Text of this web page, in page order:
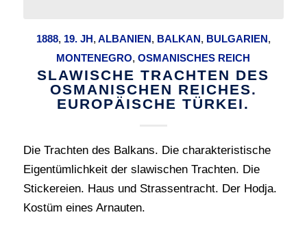
1888, 19. JH,ALBANIEN, BALKAN, BULGARIEN,
MONTENEGRO,OSMANISCHES REICH
SLAWISCHE TRACHTEN DES
OSMANISCHEN REICHES.
EUROPÄISCHE TÜRKEI.
Die Trachten des Balkans. Die charakteristische
Eigentümlichkeit der slawischen Trachten. Die
Stickereien. Haus und Strassentracht. Der Hodja.
Kostüm eines Arnauten.